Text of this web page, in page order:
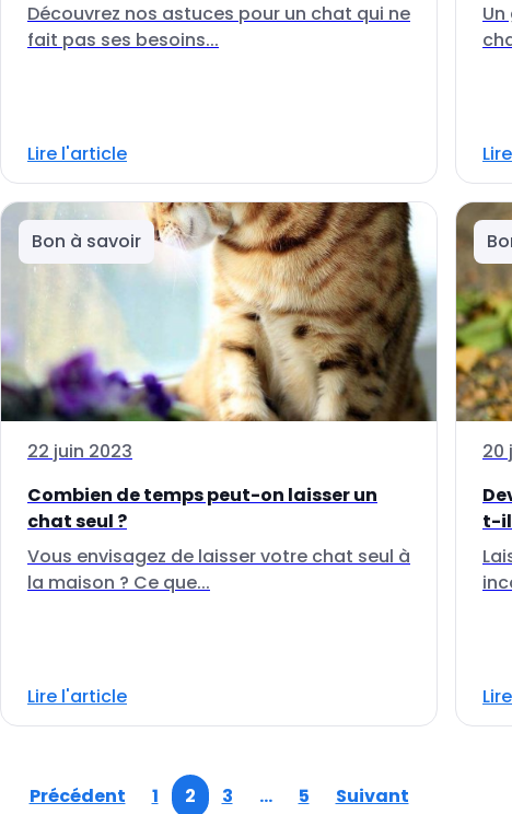
Découvrez nos astuces pour un chat qui ne
fait pas ses besoins...
Lire l'article
Bon à savoir
22 juin 2023
Combien de temps peut-on laisser un
chat seul ?
Vous envisagez de laisser votre chat seul à
la maison ? Ce que...
Lire l'article
20
t-il
Précédent 1 2 3 … 5 Suivant